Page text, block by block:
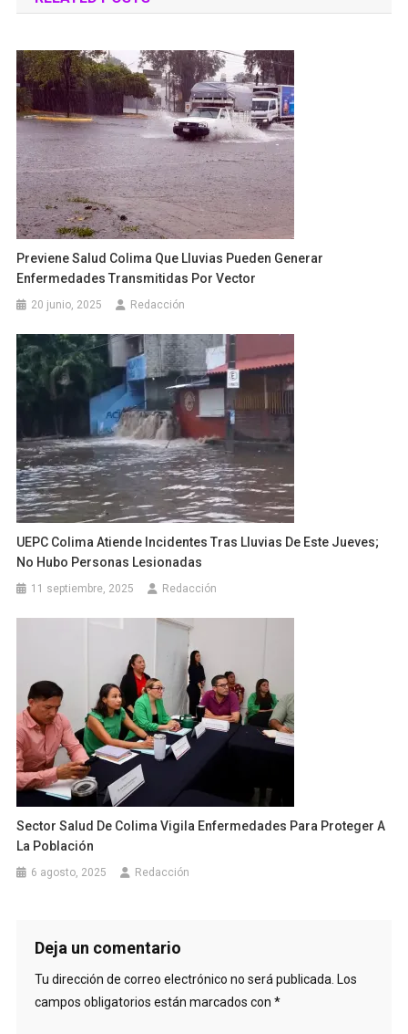
entradas
Previene Salud Colima Que Lluvias Pueden Generar
Enfermedades Transmitidas Por Vector
20 junio, 2025 Redacción
UEPC Colima Atiende Incidentes Tras Lluvias De Este Jueves;
No Hubo Personas Lesionadas
11 septiembre, 2025 Redacción
Sector Salud De Colima Vigila Enfermedades Para Proteger A
La Población
6 agosto, 2025 Redacción
Deja un comentario
Tu dirección de correo electrónico no será publicada. Los
campos obligatorios están marcados con *